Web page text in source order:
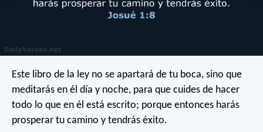
Este libro de la ley no se apartará de tu boca, sino que
meditarás en él día y noche, para que cuides de hacer
todo lo que en él está escrito; porque entonces harás
prosperar tu camino y tendrás éxito.